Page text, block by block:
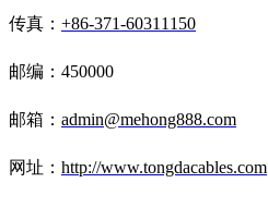
传真： +86-371-60311150
邮编：450000
邮箱： admin@mehong888.com
网址： http://www.tongdacables.com